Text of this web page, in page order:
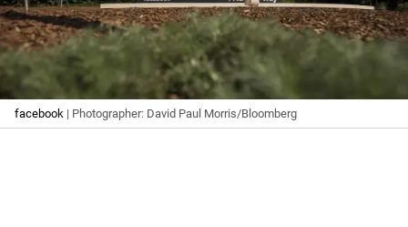
facebook | Photographer: David Paul Morris/Bloomberg